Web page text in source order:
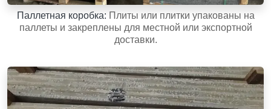
Паллетная коробка: Плиты или плитки упакованы на
паллеты и закреплены для местной или экспортной
доставки.